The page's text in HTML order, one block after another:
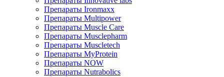
Препараты Ironmaxx
Препараты Multipower
Препараты Muscle Care
Препараты Musclepharm
Препараты Muscletech
Препараты MyProtein
Препараты NOW
Препараты Nutrabolics